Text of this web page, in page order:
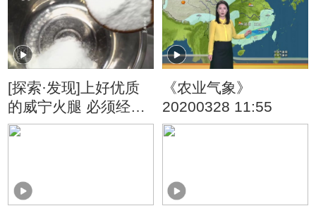
[探索·发现]上好优质
的威宁火腿 必须经过
时间的锤炼
《农业气象》
20200328 11:55